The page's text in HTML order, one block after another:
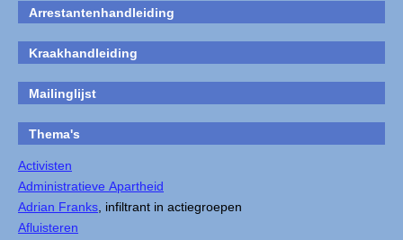
Arrestantenhandleiding
Kraakhandleiding
Mailinglijst
Thema's
Activisten
Administratieve Apartheid
Adrian Franks , infiltrant in actiegroepen
Afluisteren